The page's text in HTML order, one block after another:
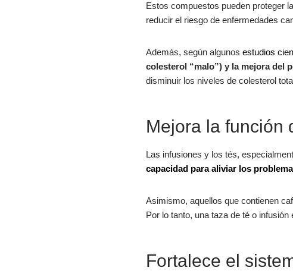
Estos compuestos pueden proteger
reducir el riesgo de enfermedades
Además, según algunos estudios
colesterol “malo”) y la mejora del
disminuir los niveles de colesterol
Mejora la función
Las infusiones y los tés,
capacidad para aliviar los
Asimismo, aquellos que contienen
Por lo tanto, una taza de té o
Fortalece el